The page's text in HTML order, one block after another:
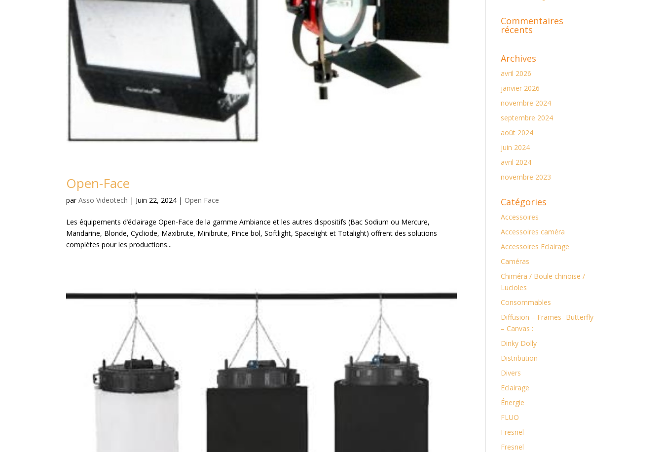
Open-Face
parAsso Videotech | Juin 22, 2024 | Open Face
Les équipements d’éclairage Open-Face de la gamme Ambiance et les autres dispositifs (Bac Sodium ou Mercure,
Mandarine, Blonde, Cycliode, Maxibrute, Minibrute, Pince bol, Softlight, Spacelight et Totalight) offrent des solutions
complètes pour les productions...
Commentaires
récents
Archives
avril 2026
janvier 2026
novembre 2024
septembre 2024
août 2024
juin 2024
avril 2024
novembre 2023
Catégories
Accessoires
Accessoires caméra
Accessoires Eclairage
Caméras
Chiméra / Boule chinoise /
Lucioles
Consommables
Diffusion – Frames- Butterfly
– Canvas :
Dinky Dolly
Distribution
Divers
Eclairage
Énergie
FLUO
Fresnel
Fresnel